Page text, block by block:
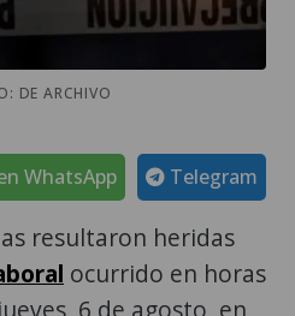
DE ARCHIVO
Telegram
WhatsApp
resultaron heridas
ocurrido en horas
6 de agosto, en